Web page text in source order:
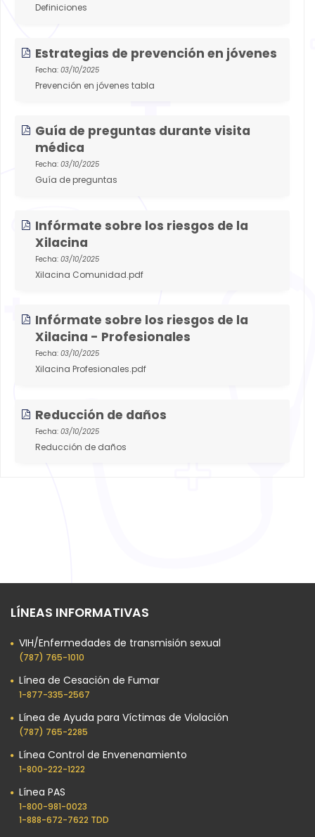
Definiciones
Estrategias de prevención en jóvenes
Fecha: 03/10/2025
Prevención en jóvenes tabla
Guía de preguntas durante visita
médica
Fecha: 03/10/2025
Guía de preguntas
Infórmate sobre los riesgos de la
Xilacina
Fecha: 03/10/2025
Xilacina Comunidad.pdf
Infórmate sobre los riesgos de la
Xilacina - Profesionales
Fecha: 03/10/2025
Xilacina Profesionales.pdf
Reducción de daños
Fecha: 03/10/2025
Reducción de daños
LÍNEAS INFORMATIVAS
VIH/Enfermedades de transmisión sexual
(787) 765-1010
Línea de Cesación de Fumar
1-877-335-2567
Línea de Ayuda para Víctimas de Violación
(787) 765-2285
Línea Control de Envenenamiento
1-800-222-1222
Línea PAS
1-800-981-0023​
1-888-672-7622 TDD